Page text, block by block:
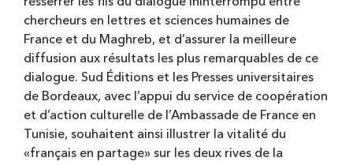
chercheurs en lettres et sciences humaines de
France et du Maghreb, et d’assurer la meilleure
diffusion aux résultats les plus remarquables de ce
dialogue. Sud Éditions et les Presses universitaires
de Bordeaux, avec l’appui du service de coopération
et d’action culturelle de l’Ambassade de France en
Tunisie, souhaitent ainsi illustrer la vitalité du
«français en partage» sur les deux rives de la